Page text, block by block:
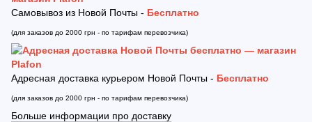
Самовывоз из Новой Почты - Бесплатно
(для заказов до 2000 грн - по тарифам перевозчика)
Адресная доставка курьером Новой Почты - Бесплатно
(для заказов до 2000 грн - по тарифам перевозчика)
Больше информации про доставку